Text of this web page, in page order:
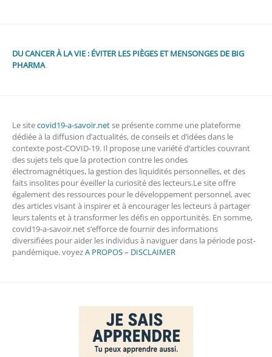
DU CANCER À LA VIE : ÉVITER LES PIÈGES ET MENSONGES DE BIG
PHARMA
Le sitecovid19-a-savoir.netse présente comme une plateforme
dédiée à la diffusion d’actualités, de conseils et d’idées dans le
contexte post-COVID-19. Il propose une variété d’articles couvrant
des sujets tels que la protection contre les ondes
électromagnétiques, la gestion des liquidités personnelles, et des
faits insolites pour éveiller la curiosité des lecteurs.Le site offre
également des ressources pour le développement personnel, avec
des articles visant à inspirer et à encourager les lecteurs à partager
leurs talents et à transformer les défis en opportunités. En somme,
covid19-a-savoir.net s’efforce de fournir des informations
diversifiées pour aider les individus à naviguer dans la période post-
pandémique. voyezA PROPOS – DISCLAIMER